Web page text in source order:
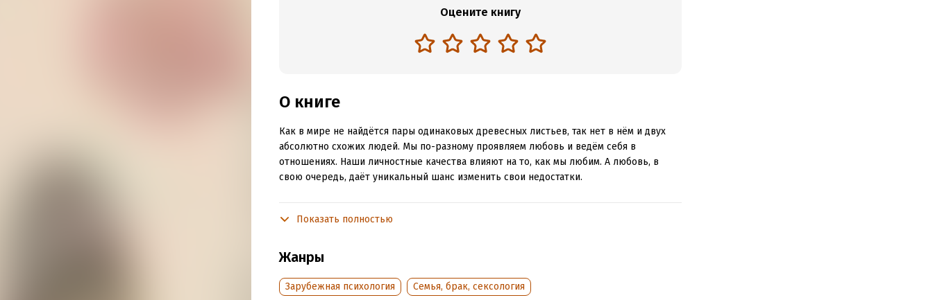
Оцените книгу
О книге
Как в мире не найдётся пары одинаковых древесных листьев, так нет в нём и двух
абсолютно схожих людей. Мы по-разному проявляем любовь и ведём себя в
отношениях. Наши личностные качества влияют на то, как мы любим. А любовь, в
свою очередь, даёт уникальный шанс изменить свои недостатки.
которых главным действующим лицом является представитель каждого типа.
поймёте причину их реакций и узнаете, какие усилия следует предпринять
партнёрам, чтобы отношения крепли. Вы найдёте в книге описание собственной
истории любви и получите практические рекомендации. Эта книга будет полезна
Показать полностью
Жанры
Зарубежная психология Семья, брак, сексология